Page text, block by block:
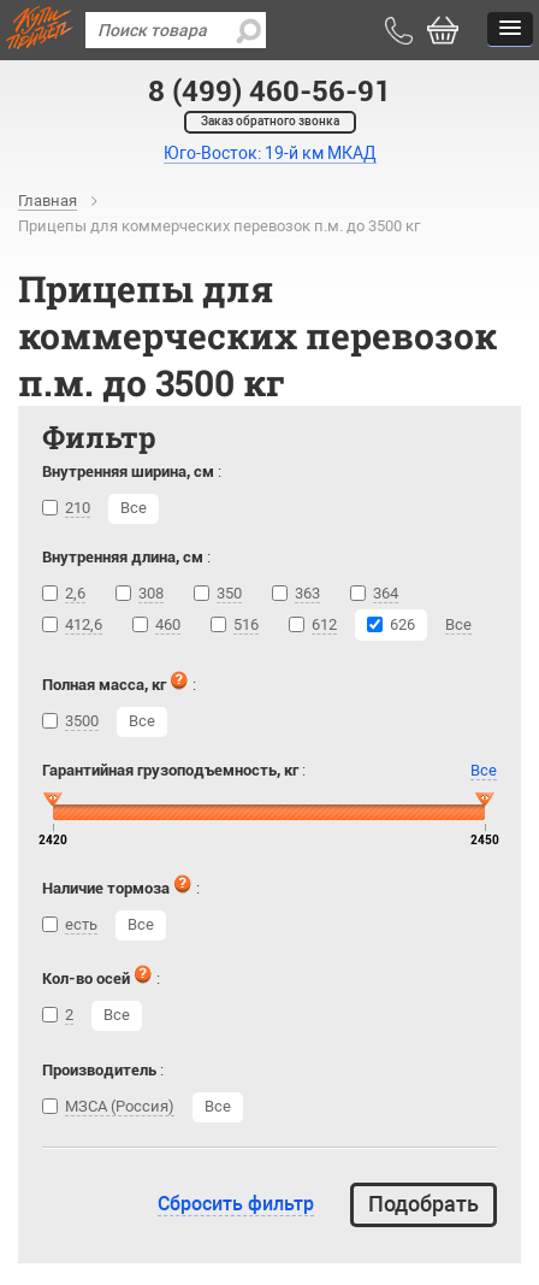
8 (499) 460-56-91
Заказ обратного звонка
Юго-Восток: 19-й км МКАД
Главная
Прицепы для коммерческих перевозок п.м. до 3500 кг
Прицепы для
коммерческих перевозок
п.м. до 3500 кг
Фильтр
Внутренняя ширина, см :
210
Все
Внутренняя длина, см :
2,6
308 350 363
364
412,6
460 516 612 626 Все
Полная масса, кг
:
3500
Все
Гарантийная грузоподъемность, кг: Все
2420 2450
Наличие тормоза
:
есть
Все
Кол-во осей
:
2
Все
Производитель :
МЗСА (Россия)
Все
Сбросить фильтр